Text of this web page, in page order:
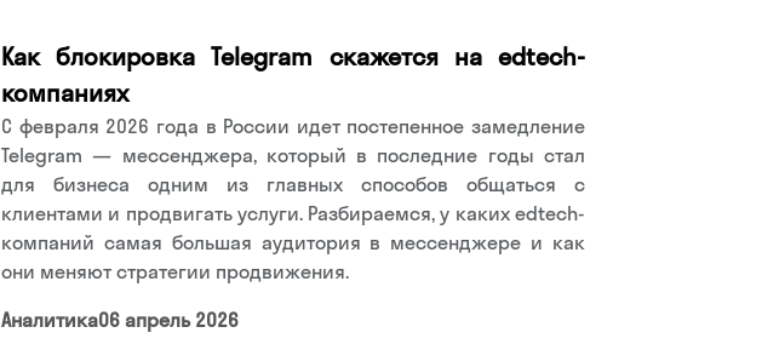
Как блокировка Telegram скажется на edtech-
компаниях
С февраля 2026 года в России идет постепенное замедление
Telegram — мессенджера, который в последние годы стал
для бизнеса одним из главных способов общаться с
клиентами и продвигать услуги. Разбираемся, у каких edtech-
компаний самая большая аудитория в мессенджере и как
они меняют стратегии продвижения.
Аналитика06 апрель 2026